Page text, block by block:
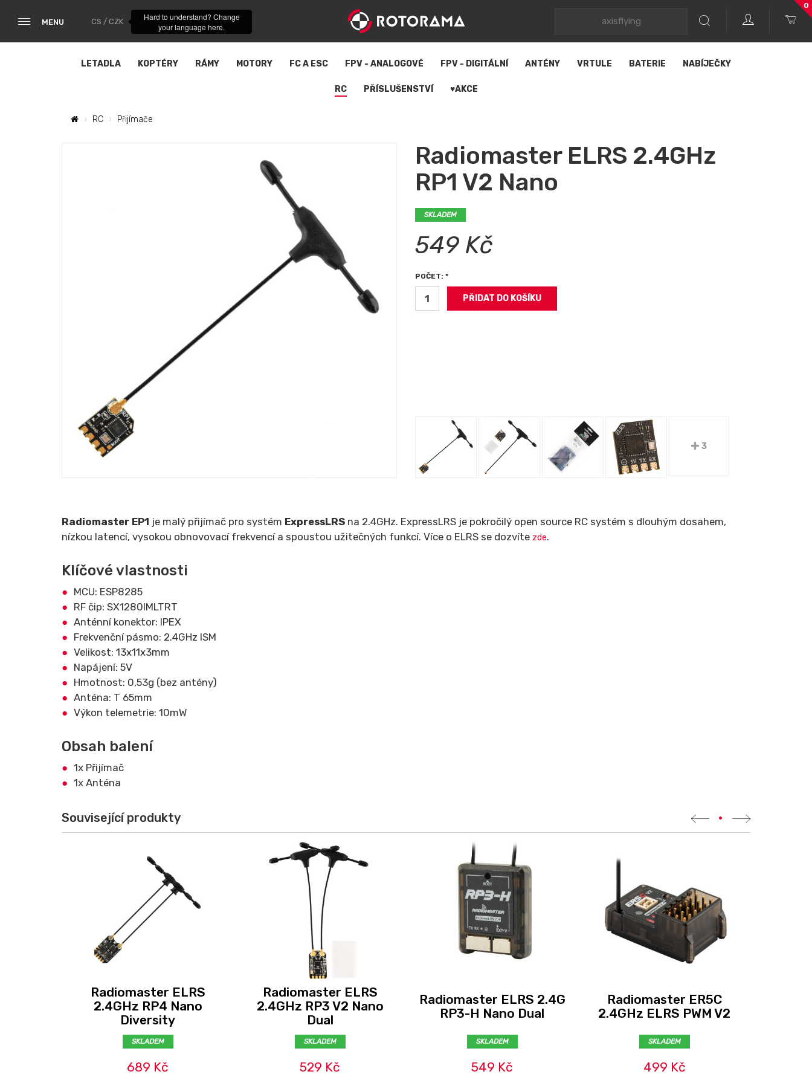
MENU CS / CZK
Hard to understand? Change
your language here.
0
LETADLA KOPTÉRY RÁMY MOTORY FC A ESC FPV - ANALOGOVÉ FPV - DIGITÁLNÍ ANTÉNY VRTULE BATERIE NABÍJEČKY
RC PŘÍSLUŠENSTVÍ ♥AKCE
RC Přijímače
Radiomaster ELRS 2.4GHz
RP1 V2 Nano
SKLADEM
549 Kč
3
POČET: *
Radiomaster EP1 je malý přijímač pro systém ExpressLRS na 2.4GHz. ExpressLRS je pokročilý open source RC systém s dlouhým dosahem,
nízkou latencí, vysokou obnovovací frekvencí a spoustou užitečných funkcí. Více o ELRS se dozvíte zde.
Klíčové vlastnosti
MCU: ESP8285
RF čip: SX1280IMLTRT
Anténní konektor: IPEX
Frekvenční pásmo: 2.4GHz ISM
Velikost: 13x11x3mm
Napájení: 5V
Hmotnost: 0,53g (bez antény)
Anténa: T 65mm
Výkon telemetrie: 10mW
Obsah balení
1x Přijímač
1x Anténa
Související produkty •
Radiomaster ELRS
2.4GHz RP4 Nano
Diversity
SKLADEM
689 Kč
Radiomaster ELRS
2.4GHz RP3 V2 Nano
Dual
SKLADEM
529 Kč
Radiomaster ELRS 2.4G
RP3-H Nano Dual
SKLADEM
549 Kč
Radiomaster ER5C
2.4GHz ELRS PWM V2
SKLADEM
499 Kč